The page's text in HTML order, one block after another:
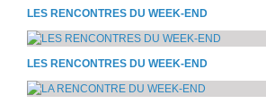
LES RENCONTRES DU WEEK-END
LES RENCONTRES DU WEEK-END